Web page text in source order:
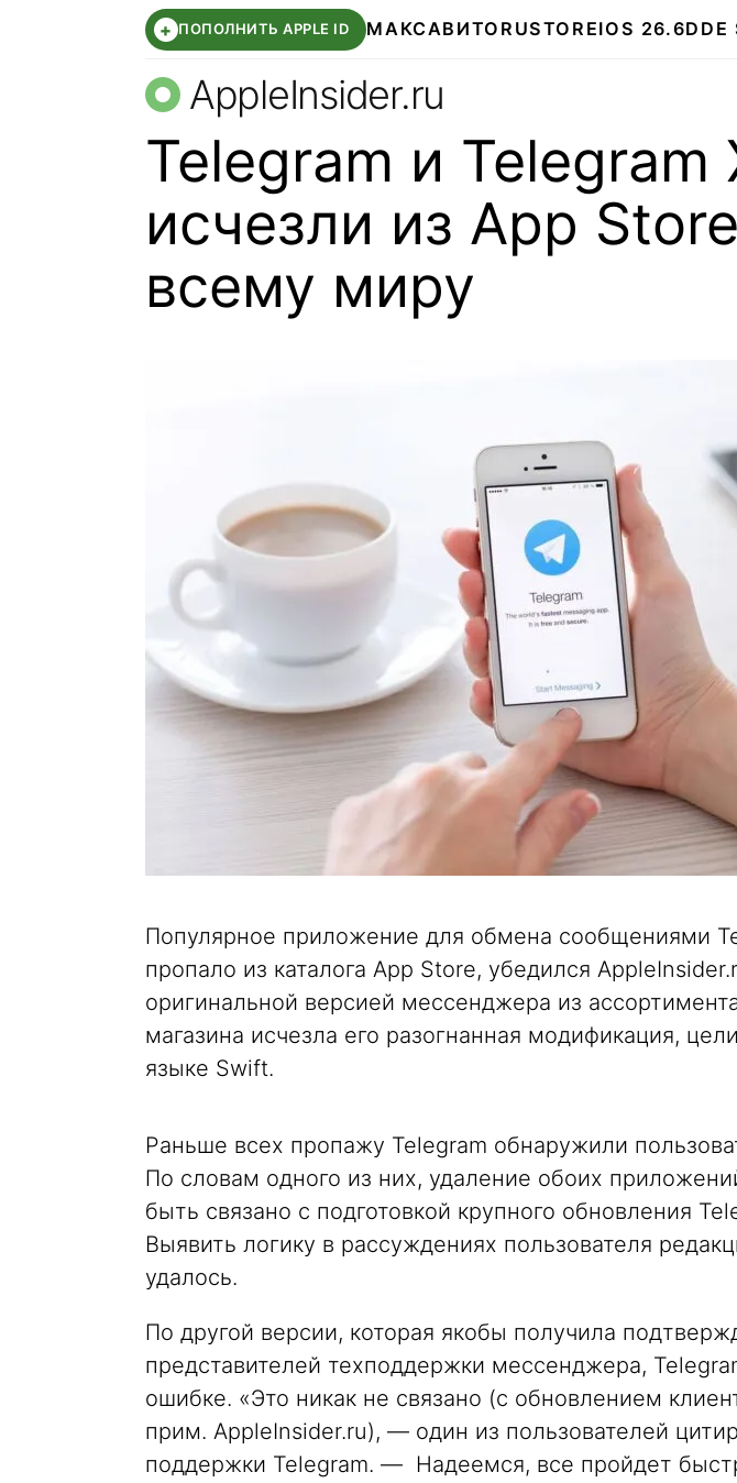
+ ПОПОЛНИТЬ APPLE ID МАКСАВИТО RUSTOREIOS 26.6DDE
AppleInsider.ru
Telegram и Telegram
исчезли из App
всему миру
Популярное приложение для обмена сообщениями
пропало из каталога App Store, убедился
оригинальной версией мессенджера из
магазина исчезла его разогнанная модификация,
языке Swift.
Раньше всех пропажу Telegram обнаружили
По словам одного из них, удаление обоих
быть связано с подготовкой крупного обновления
Выявить логику в рассуждениях пользователя
удалось.
По другой версии, которая якобы получила
представителей техподдержки мессенджера,
ошибке. «Это никак не связано (с обновлением
прим. AppleInsider.ru), — один из пользователей
поддержки Telegram. — Надеемся, все пройдет